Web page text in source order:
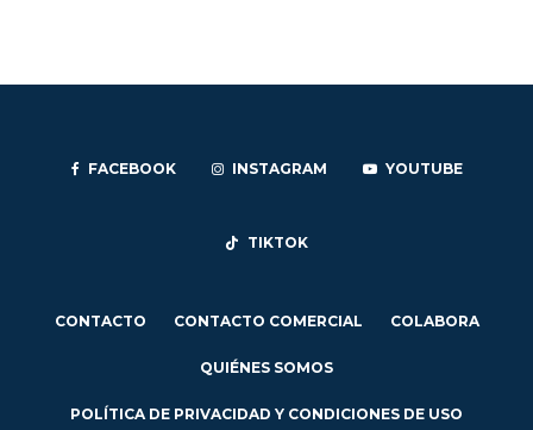
FACEBOOK INSTAGRAM YOUTUBE
TIKTOK
CONTACTO CONTACTO COMERCIAL COLABORA
QUIÉNES SOMOS
POLÍTICA DE PRIVACIDAD Y CONDICIONES DE USO